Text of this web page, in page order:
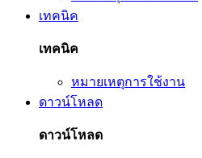
เทคนิค
เทคนิค
หมายเหตุการใช้งาน
ดาวน์โหลด
ดาวน์โหลด